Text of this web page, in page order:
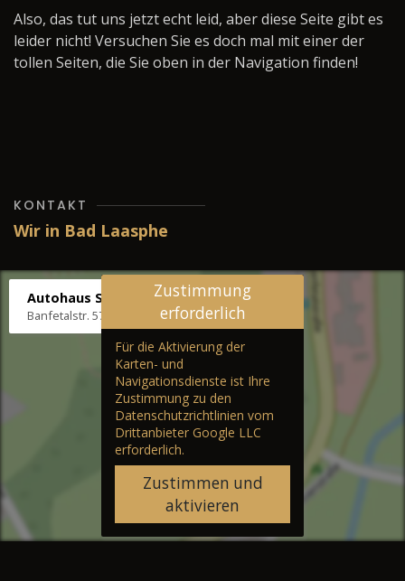
Also, das tut uns jetzt echt leid, aber diese Seite gibt es
leider nicht! Versuchen Sie es doch mal mit einer der
tollen Seiten, die Sie oben in der Navigation finden!
KONTAKT
Wir in Bad Laasphe
Autohaus Stenger
Banfetalstr. 57, 57334 Bad Laasphe
Zustimmung
erforderlich
Für die Aktivierung der
Karten- und
Navigationsdienste ist Ihre
Zustimmung zu den
Datenschutzrichtlinien vom
Drittanbieter Google LLC
erforderlich.
Zustimmen und
aktivieren